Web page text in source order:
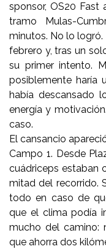
sponsor, OS20
tramo Mulas-
minutos. No lo
febrero y, tras un
su primer intento.
posiblemente haría
había descansado
energía y
caso.
El cansancio
Campo 1. Desde
cuádriceps estaban
mitad del recorrido.
todo en caso de
que el clima podía
mucho del camino:
que ahorra dos